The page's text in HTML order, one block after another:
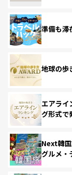
準備も
地球の歩
エアラ
グ形式で
Next韓
グルメ・